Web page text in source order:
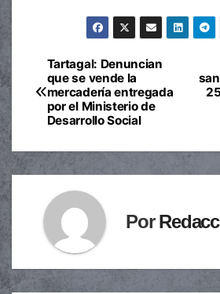
Navegación
de
Tartagal: Denuncian
que se vende la
mercadería entregada
por el Ministerio de
Desarrollo Social
Por